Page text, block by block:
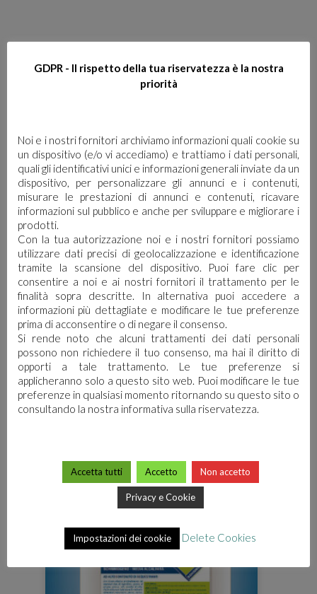
YOU MAY ALSO
DET BASIC
GDPR - Il rispetto della tua riservatezza è la nostra
priorità
Noi e i nostri fornitori archiviamo informazioni quali cookie su
un dispositivo (e/o vi accediamo) e trattiamo i dati personali,
quali gli identificativi unici e informazioni generali inviate da un
dispositivo, per personalizzare gli annunci e i contenuti,
misurare le prestazioni di annunci e contenuti, ricavare
informazioni sul pubblico e anche per sviluppare e migliorare i
prodotti.
Con la tua autorizzazione noi e i nostri fornitori possiamo
utilizzare dati precisi di geolocalizzazione e identificazione
tramite la scansione del dispositivo. Puoi fare clic per
consentire a noi e ai nostri fornitori il trattamento per le
finalità sopra descritte. In alternativa puoi accedere a
informazioni più dettagliate e modificare le tue preferenze
prima di acconsentire o di negare il consenso.
Si rende noto che alcuni trattamenti dei dati personali
possono non richiedere il tuo consenso, ma hai il diritto di
opporti a tale trattamento. Le tue preferenze si
applicheranno solo a questo sito web. Puoi modificare le tue
preferenze in qualsiasi momento ritornando su questo sito o
consultando la nostra informativa sulla riservatezza.
Accetta tutti Accetto Non accetto
Privacy e Cookie
Impostazioni dei cookie Delete Cookies